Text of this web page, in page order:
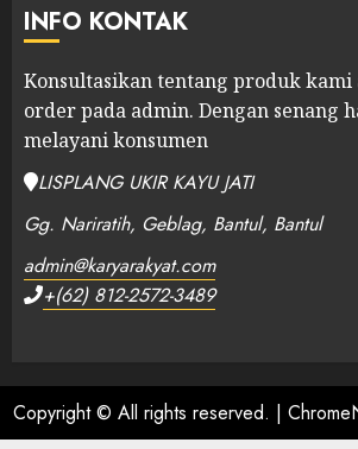
INFO KONTAK
Konsultasikan tentang produk kami
order pada admin. Dengan senang
melayani konsumen
LISPLANG UKIR KAYU JATI
Gg. Nariratih, Geblag, Bantul, Bantul
admin@karyarakyat.com
+(62) 812-2572-3489
Copyright © All rights reserved. |